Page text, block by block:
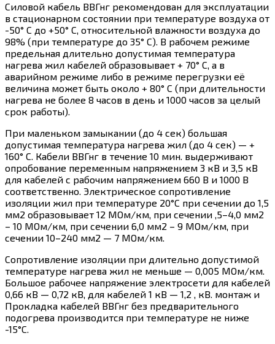
Силовой кабель ВВГнг рекомендован для эксплуатации
в стационарном состоянии при температуре воздуха от
-50° С до +50° С, относительной влажности воздуха до
98% (при температуре до 35° С). В рабочем режиме
предельная длительно допустимая температура
нагрева жил кабелей образовывает + 70° С, а в
аварийном режиме либо в режиме перегрузки её
величина может быть около + 80° С (при длительности
нагрева не более 8 часов в день и 1000 часов за целый
срок работы).
При маленьком замыкании (до 4 сек) большая
допустимая температура нагрева жил (до 4 сек) — +
160° С. Кабели ВВГнг в течение 10 мин. выдерживают
опробование переменным напряжением 3 кВ и 3,5 кВ
для кабелей с рабочим напряжением 660 В и 1000 В
соответственно. Электрическое сопротивление
изоляции жил при температуре 20°С при сечении до 1,5
мм2 образовывает 12 МОм/км, при сечении ,5–4,0 мм2
– 10 МОм/км, при сечении 6,0 мм2 – 9 МОм/км, при
сечении 10–240 мм2 — 7 МОм/км.
Сопротивление изоляции при длительно допустимой
температуре нагрева жил не меньше — 0,005 МОм/км.
Большое рабочее напряжение электросети для кабелей
0,66 кВ — 0,72 кВ, для кабелей 1 кВ — 1,2 , кВ. монтаж и
Прокладка кабелей ВВГнг без предварительного
подогрева производится при температуре не ниже
-15°С.